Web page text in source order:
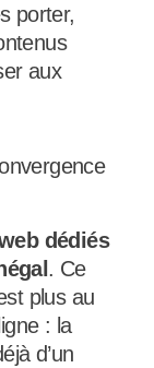
porter,
aux
dédiés
. Ce
plus au
: la
d’un